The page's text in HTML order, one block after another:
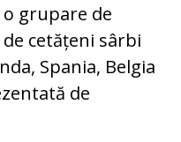
grupare de
cetățeni sârbi
Spania, Belgia
de